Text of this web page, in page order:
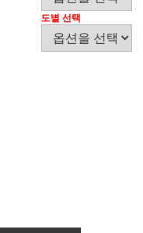
도별 선택